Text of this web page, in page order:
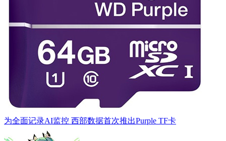
为全面记录AI监控 西部数据首次推出Purple TF卡